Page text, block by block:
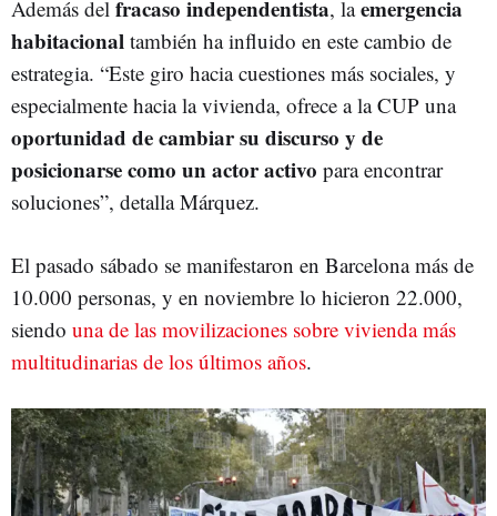
Además del fracaso independentista, laemergencia
habitacional también ha influido en este cambio de
estrategia. “Este giro hacia cuestiones más sociales, y
especialmente hacia la vivienda, ofrece a la CUP una
oportunidad de cambiar su discurso y de
posicionarse como un actor activo para encontrar
soluciones”, detalla Márquez.
El pasado sábado se manifestaron en Barcelona más de
10.000 personas, y en noviembre lo hicieron 22.000,
siendo una de las movilizaciones sobre vivienda más
multitudinarias de los últimos años.